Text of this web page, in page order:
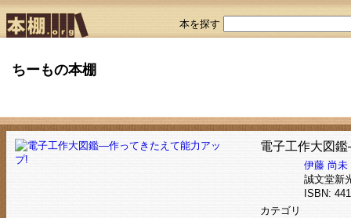
本を探す
ちーもの本棚
電子工作大図
伊藤 尚未
誠文堂新
ISBN:
カテゴリ